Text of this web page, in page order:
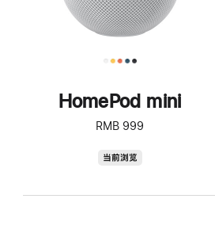
HomePod mini
RMB 999
当前浏览